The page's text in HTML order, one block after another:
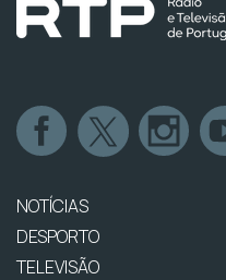
NOTÍCIAS
DESPORTO
TELEVISÃO